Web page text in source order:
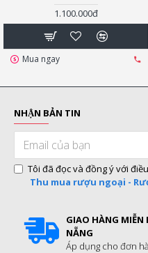
1.100.000đ
Mua ngay
NHẬN BẢN TIN
Tôi đã đọc và đồng ý với
Thu mua rượu ngoại -
GIAO HÀNG
NẴNG
Áp dụng cho đơn